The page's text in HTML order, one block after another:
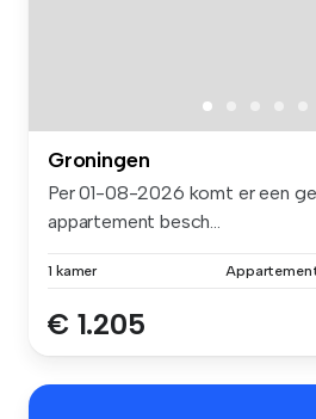
Groningen
Per 01-08-2026 komt er een
appartement besch...
1 kamer
€ 1.205